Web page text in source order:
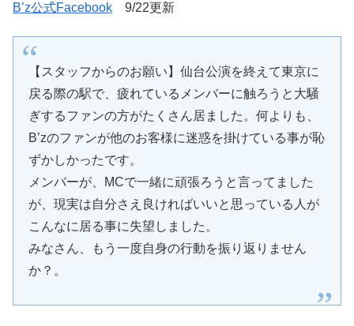
B’z公式Facebook 9/22更新
【スタッフからのお願い】仙台公演を終えて東京に
戻る際の駅で、疲れているメンバーに触ろうと大騒
ぎするファンの方がたくさん居ました。何よりも、
B’zのファンが他のお客様に迷惑を掛けている事が恥
ずかしかったです。
メンバーが、MCで一緒に頑張ろうと言ってました
が、現実は自分さえ良ければいいと思っている人が
こんなに居る事に失望しました。
みなさん、もう一度自身の行動を振り返りません
か？。